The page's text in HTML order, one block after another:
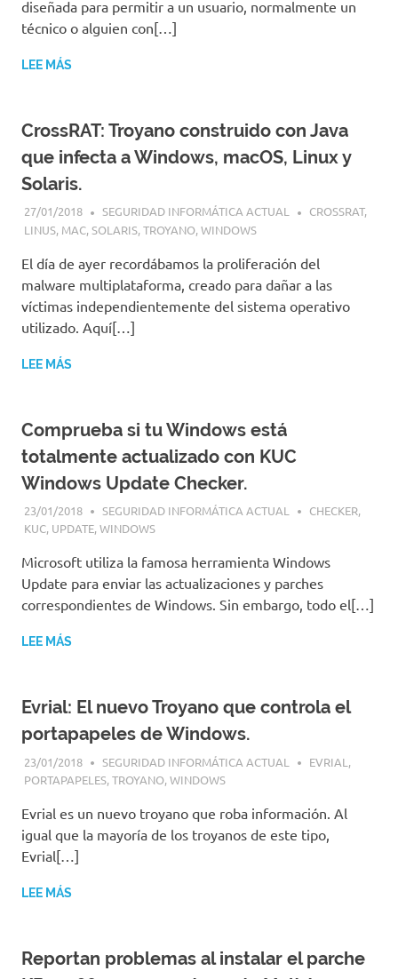
diseñada para permitir a un usuario, normalmente un
técnico o alguien con[…]
LEE MÁS
CrossRAT: Troyano construido con Java
que infecta a Windows, macOS, Linux y
Solaris.
27/01/2018 SEGURIDAD INFORMÁTICA ACTUAL CROSSRAT,
LINUS, MAC,SOLARIS,TROYANO,WINDOWS
El día de ayer recordábamos la proliferación del
malware multiplataforma, creado para dañar a las
víctimas independientemente del sistema operativo
utilizado. Aquí[…]
LEE MÁS
Comprueba si tu Windows está
totalmente actualizado con KUC
Windows Update Checker.
23/01/2018 SEGURIDAD INFORMÁTICA ACTUAL CHECKER,
KUC, UPDATE,WINDOWS
Microsoft utiliza la famosa herramienta Windows
Update para enviar las actualizaciones y parches
correspondientes de Windows. Sin embargo, todo el[…]
LEE MÁS
Evrial: El nuevo Troyano que controla el
portapapeles de Windows.
23/01/2018 SEGURIDAD INFORMÁTICA ACTUAL EVRIAL ,
PORTAPAPELES,TROYANO,WINDOWS
Evrial es un nuevo troyano que roba información. Al
igual que la mayoría de los troyanos de este tipo,
Evrial[…]
LEE MÁS
Reportan problemas al instalar el parche